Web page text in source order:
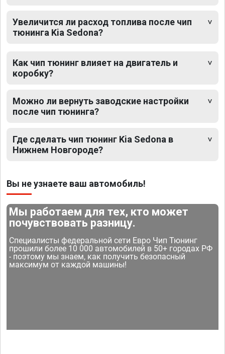
Увеличится ли расход топлива после чип
тюнинга Kia Sedona?
Как чип тюнинг влияет на двигатель и
коробку?
Можно ли вернуть заводские настройки
после чип тюнинга?
Где сделать чип тюнинг Kia Sedona в
Нижнем Новгороде?
Вы не узнаете ваш автомобиль!
Мы работаем для тех, кто может
почувствовать разницу.
Специалисты федеральной сети Евро Чип Тюнинг
прошили более 10 000 автомобилей в 50+ городах РФ
- поэтому мы знаем, как получить безопасный
максимум от каждой машины!